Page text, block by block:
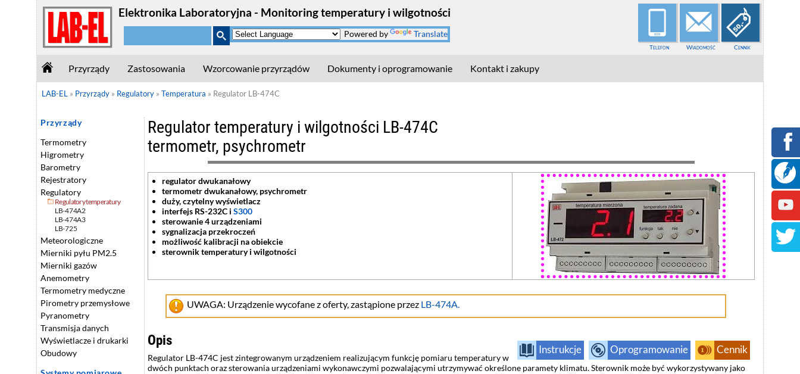
Elektronika Laboratoryjna - Monitoring temperatury i wilgotności
Powered by Translate
Telefon Wiadomość Cennik
Przyrządy Zastosowania Wzorcowanie przyrządów Dokumenty i oprogramowanie Kontakt i zakupy
LAB-EL » Przyrządy » Regulatory » Temperatura » Regulator LB-474C
Przyrządy
Termometry
Higrometry
Barometry
Rejestratory
Regulatory
Regulatory temperatury
LB-474A2
LB-474A3
LB-725
Meteorologiczne
Mierniki pyłu PM2.5
Mierniki gazów
Anemometry
Termometry medyczne
Pirometry przemysłowe
Pyranometry
Transmisja danych
Wyświetlacze i drukarki
Obudowy
Regulator temperatury i wilgotności LB-474C
termometr, psychrometr
regulator dwukanałowy
termometr dwukanałowy, psychrometr
duży, czytelny wyświetlacz
interfejs RS-232C i S300
sterowanie 4 urządzeniami
sygnalizacja przekroczeń
możliwość kalibracji na obiekcie
sterownik temperatury i wilgotności
UWAGA: Urządzenie wycofane z oferty, zastąpione przez LB-474A.
Instrukcje Oprogramowanie Cennik
Opis
Regulator LB-474C jest zintegrowanym urządzeniem realizującym funkcję pomiaru temperatury w
dwóch punktach oraz sterowania urządzeniami wykonawczymi pozwalającymi utrzymywać określone paramety klimatu. Sterownik może być wykorzystywany jako